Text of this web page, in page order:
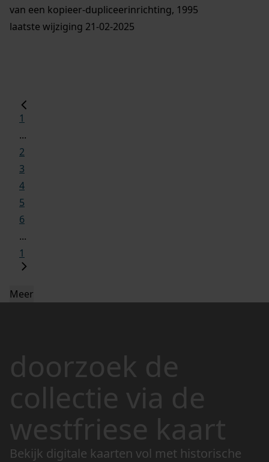
van een kopieer-dupliceerinrichting, 1995
laatste wijziging 21-02-2025
1
...
2
3
4
5
6
...
1
Meer
doorzoek de
collectie via de
westfriese kaart
Bekijk digitale kaarten vol met historische